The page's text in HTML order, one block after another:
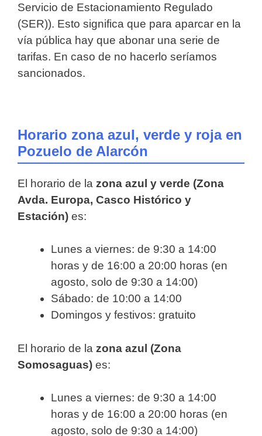
Servicio de Estacionamiento Regulado
(SER)). Esto significa que para aparcar en la
vía pública hay que abonar una serie de
tarifas. En caso de no hacerlo seríamos
sancionados.
Horario zona azul, verde y roja en
Pozuelo de Alarcón
El horario de la zona azul y verde (Zona
Avda. Europa, Casco Histórico y
Estación) es:
Lunes a viernes: de 9:30 a 14:00
horas y de 16:00 a 20:00 horas (en
agosto, solo de 9:30 a 14:00)
Sábado: de 10:00 a 14:00
Domingos y festivos: gratuito
El horario de la zona azul (Zona
Somosaguas) es:
Lunes a viernes: de 9:30 a 14:00
horas y de 16:00 a 20:00 horas (en
agosto, solo de 9:30 a 14:00)